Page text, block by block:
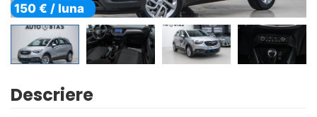
150 € / luna
Descriere